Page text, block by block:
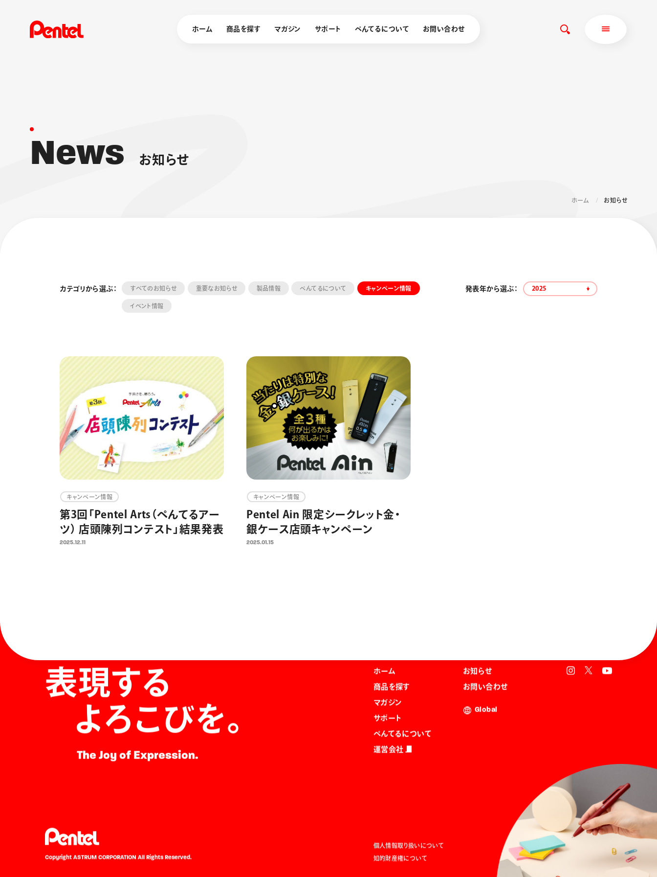
ホーム 商品を探す マガジン サポート ぺんてるについて お問い合わせ
エナージェル
シャープペン
消し具
News お知 らせ
ホーム お知らせ
カテゴリから選ぶ： すべてのお知らせ 重要なお知らせ 製品情報 ぺんてるについて キャンペーン情報
イベント情報
発表年から選ぶ： 2025
キャンペーン情報
第3回「Pentel Arts（ぺんてるアー
ツ） 店頭陳列コンテスト」結果発表
2025.12.11
キャンペーン情報
Pentel Ain 限定シークレット金・
銀ケース店頭キャンペーン
2025.01.15
ホーム
商品を探す
マガジン
サポート
ぺんてるについて
運営会社
お知らせ
お問い合わせ
Global
個人情報取り扱いについて
知的財産権について
表現する
よろこびを。
The Joy of Expression.
Copyright ASTRUM CORPORATION All Rights Reserved.